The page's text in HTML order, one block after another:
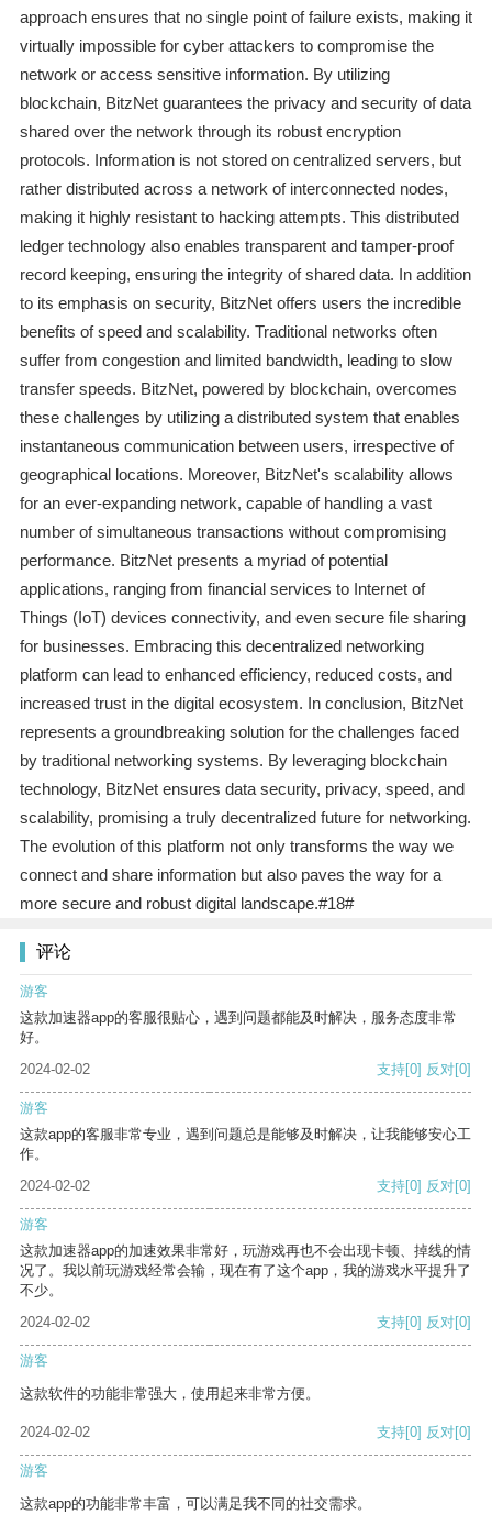
approach ensures that no single point of failure exists, making it
virtually impossible for cyber attackers to compromise the
network or access sensitive information. By utilizing
blockchain, BitzNet guarantees the privacy and security of data
shared over the network through its robust encryption
protocols. Information is not stored on centralized servers, but
rather distributed across a network of interconnected nodes,
making it highly resistant to hacking attempts. This distributed
ledger technology also enables transparent and tamper-proof
record keeping, ensuring the integrity of shared data. In addition
to its emphasis on security, BitzNet offers users the incredible
benefits of speed and scalability. Traditional networks often
suffer from congestion and limited bandwidth, leading to slow
transfer speeds. BitzNet, powered by blockchain, overcomes
these challenges by utilizing a distributed system that enables
instantaneous communication between users, irrespective of
geographical locations. Moreover, BitzNet's scalability allows
for an ever-expanding network, capable of handling a vast
number of simultaneous transactions without compromising
performance. BitzNet presents a myriad of potential
applications, ranging from financial services to Internet of
Things (IoT) devices connectivity, and even secure file sharing
for businesses. Embracing this decentralized networking
platform can lead to enhanced efficiency, reduced costs, and
increased trust in the digital ecosystem. In conclusion, BitzNet
represents a groundbreaking solution for the challenges faced
by traditional networking systems. By leveraging blockchain
technology, BitzNet ensures data security, privacy, speed, and
scalability, promising a truly decentralized future for networking.
The evolution of this platform not only transforms the way we
connect and share information but also paves the way for a
more secure and robust digital landscape.#18#
评论
游客
这款加速器app的客服很贴心，遇到问题都能及时解决，服务态度非常
好。
2024-02-02
支持[0] 反对[0]
游客
这款app的客服非常专业，遇到问题总是能够及时解决，让我能够安心工
作。
2024-02-02
支持[0] 反对[0]
游客
这款加速器app的加速效果非常好，玩游戏再也不会出现卡顿、掉线的情
况了。我以前玩游戏经常会输，现在有了这个app，我的游戏水平提升了
不少。
2024-02-02
支持[0] 反对[0]
游客
这款软件的功能非常强大，使用起来非常方便。
2024-02-02 支持[0] 反对[0]
游客
这款app的功能非常丰富，可以满足我不同的社交需求。